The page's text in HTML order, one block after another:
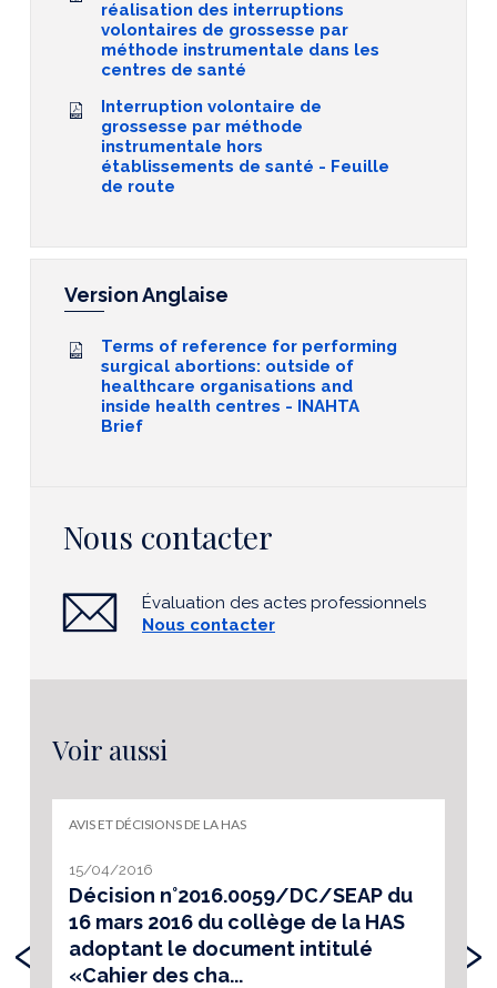
réalisation des interruptions
volontaires de grossesse par
méthode instrumentale dans les
centres de santé
Interruption volontaire de
grossesse par méthode
instrumentale hors
établissements de santé - Feuille
de route
Version Anglaise
Terms of reference for performing
surgical abortions: outside of
healthcare organisations and
inside health centres - INAHTA
Brief
Nous contacter
Évaluation des actes professionnels
Nous contacter
Voir aussi
AVIS ET DÉCISIONS DE LA HAS
15/04/2016
Décision n°2016.0059/DC/SEAP du
16 mars 2016 du collège de la HAS
adoptant le document intitulé
«Cahier des cha...
‹ ›